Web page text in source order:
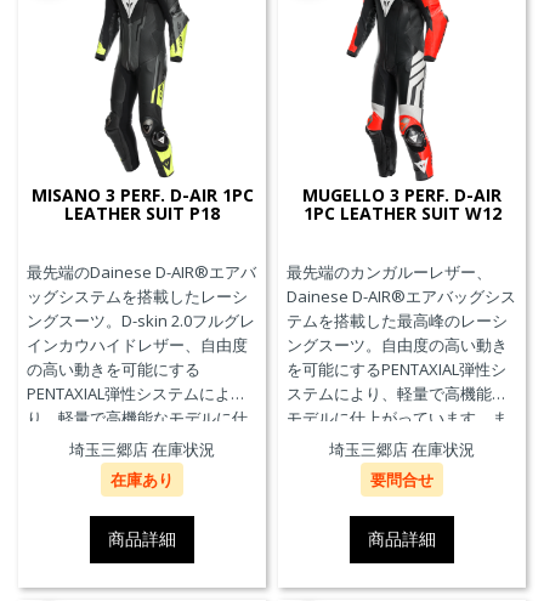
MISANO 3 PERF. D-AIR 1PC
LEATHER SUIT P18
最先端のDainese D-AIR®エアバ
ッグシステムを搭載したレーシ
ングスーツ。D-skin 2.0フルグレ
インカウハイドレザー、自由度
の高い動きを可能にする
PENTAXIAL弾性システムによ
り、軽量で高機能なモデルに仕
上がっています。また、エアバ
ッグ本体が最大3回の起爆まで繰
り返し利用可能なTriple-
Activation D-air®Racing エアバ
ッグを搭載しています。※別途
ジェネレーター(ガス発生器本体)
の交換が必要です。
埼玉三郷店 在庫状況
在庫あり
商品詳細
MUGELLO 3 PERF. D-AIR
1PC LEATHER SUIT W12
最先端のカンガルーレザー、
Dainese D-AIR®エアバッグシス
テムを搭載した最高峰のレーシ
ングスーツ。自由度の高い動き
を可能にするPENTAXIAL弾性シ
ステムにより、軽量で高機能な
モデルに仕上がっています。ま
た、エアバッグ本体が最大3回の
起爆まで繰り返し利用可能な
Triple-Activation D-air®Racing
エアバッグを搭載しています。
※別途ジェネレーター(ガス発生
器本体)の交換が必要です。MFJ
公認モデル。
埼玉三郷店 在庫状況
要問合せ
商品詳細